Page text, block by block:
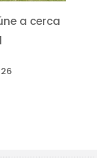
a cerca